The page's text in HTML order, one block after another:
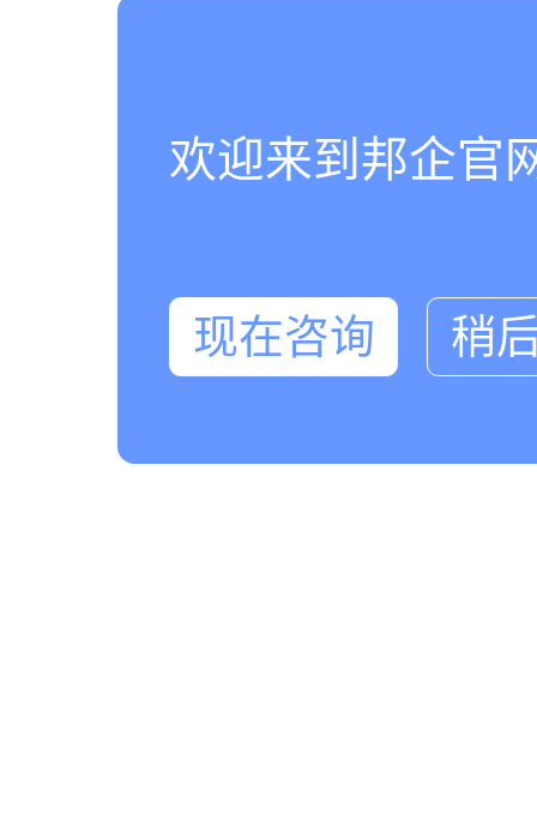
欢迎来到邦企官
现在咨询 稍